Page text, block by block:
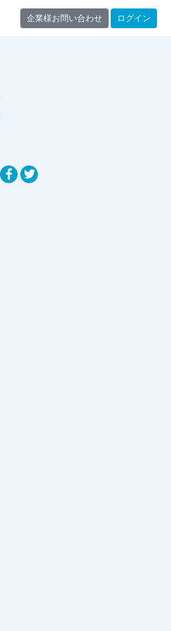
企業様お問い合わせ ログイン